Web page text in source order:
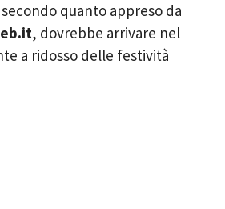
quanto appreso da
, dovrebbe arrivare nel
a ridosso delle festività